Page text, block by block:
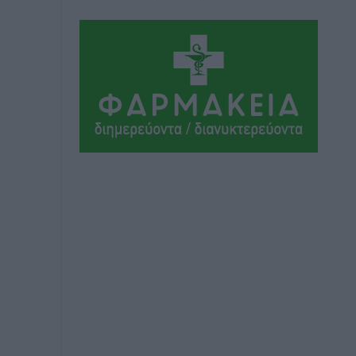
Ιάλυσος Β’: Νωρίς νωρίς μπήκαν στα
βάσανα της προετοιμασίας
πριν 12 ώρες
Εθνικός Αρχίπολης: Μεγάλο βήμα
προόδου η ίδρυση Ακαδημίας